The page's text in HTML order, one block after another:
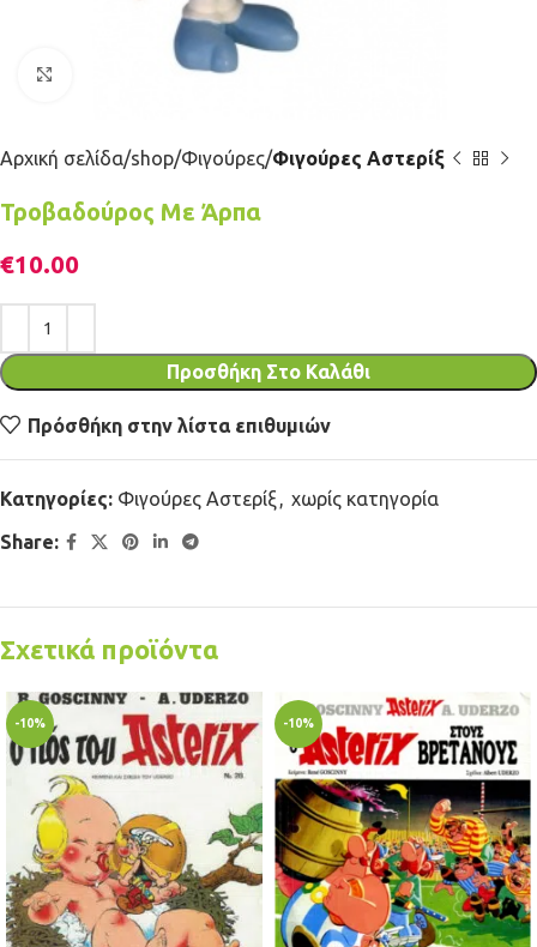
Κλικ για μεγέθυνση
Αρχική σελίδα shop Φιγούρες Φιγούρες Αστερίξ
Τροβαδούρος Με Άρπα
€10.00
Προσθήκη Στο Καλάθι
Πρόσθήκη στην λίστα επιθυμιών
Κατηγορίες: Φιγούρες Αστερίξ , χωρίς κατηγορία
Share:
Σχετικά προϊόντα
-10% -10%